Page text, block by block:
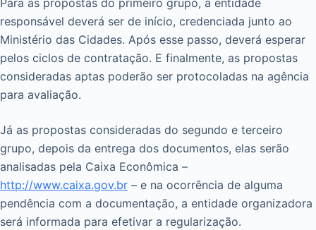
Para as propostas do primeiro grupo, a entidade
responsável deverá ser de início, credenciada junto ao
Ministério das Cidades. Após esse passo, deverá esperar
pelos ciclos de contratação. E finalmente, as propostas
consideradas aptas poderão ser protocoladas na agência
para avaliação.
Já as propostas consideradas do segundo e terceiro
grupo, depois da entrega dos documentos, elas serão
analisadas pela Caixa Econômica –
http://www.caixa.gov.br – e na ocorrência de alguma
pendência com a documentação, a entidade organizadora
será informada para efetivar a regularização.